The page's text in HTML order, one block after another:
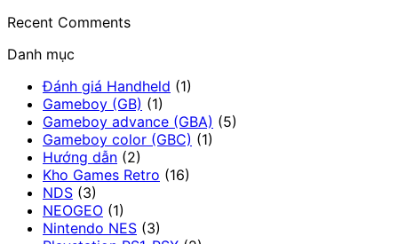
Phím
của
Batocera
trên
rg35xx
plus
,
rg35xx
H
Recent Comments
Danh mục
Đánh giá Handheld (1)
Gameboy (GB) (1)
Gameboy advance (GBA) (5)
Gameboy color (GBC) (1)
Hướng dẫn (2)
Kho Games Retro (16)
NDS (3)
NEOGEO (1)
Nintendo NES (3)